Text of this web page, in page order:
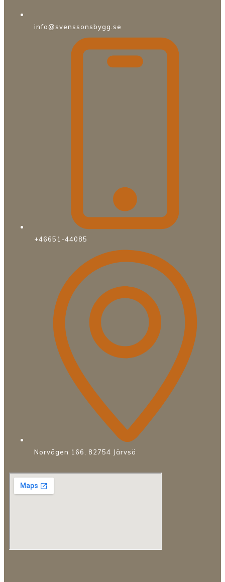
info@svenssonsbygg.se
+46651-44085
Norvägen 166, 82754 Järvsö